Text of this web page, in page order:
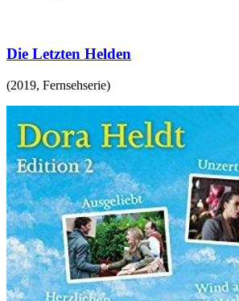
Die Letzten Helden
(2019, Fernsehserie)